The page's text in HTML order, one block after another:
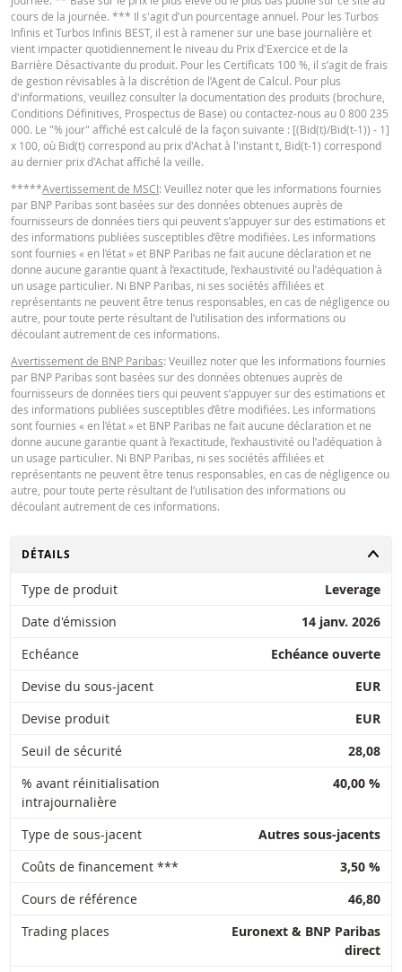
2026 18:35
5 août
2026 17:51
journalière 0,94
4 août
2026 18:36
journalière 0,91 27,924
4 août
2026 17:51
journalière 0,91 27,924
2026 18:35
journalière 0,89 27,576
31 juil.
2026 18:37
journalière 0,85 26,94
31 juil.
2026 17:51
journalière 0,85
30 juil.
2026 18:35
journalière
30 juil.
2026 17:51
journalière 0,9
29 juil.
2026 18:35
journalière 0,95 28,374
29 juil.
2026 17:51
journalière 0,95 28,374
2026 17:50
27 juil.
0,89 27,546
27 juil.
2026 17:50
Historique de réinitialisation xlsx
Key Information Document (FR)
QUOTES
Restrike history
cours de la journée. *** Il s'agit d'un pourcentage annuel. Pour les Turbos
Infinis et Turbos Infinis BEST, il est à ramener sur une base journalière et
vient impacter quotidiennement le niveau du Prix d'Exercice et de la
Barrière Désactivante du produit. Pour les Certificats 100 %, il s’agit de frais
de gestion révisables à la discrétion de l’Agent de Calcul. Pour plus
d'informations, veuillez consulter la documentation des produits (brochure,
Conditions Définitives, Prospectus de Base) ou contactez-nous au 0 800 235
000. Le "% jour" affiché est calculé de la façon suivante : [(Bid(t)/Bid(t-1)) - 1]
x 100, où Bid(t) correspond au prix d'Achat à l'instant t, Bid(t-1) correspond
au dernier prix d'Achat affiché la veille.
*****Avertissement de MSCI: Veuillez noter que les informations fournies
par BNP Paribas sont basées sur des données obtenues auprès de
fournisseurs de données tiers qui peuvent s’appuyer sur des estimations et
des informations publiées susceptibles d’être modifiées. Les informations
sont fournies « en l’état » et BNP Paribas ne fait aucune déclaration et ne
donne aucune garantie quant à l’exactitude, l’exhaustivité ou l’adéquation à
un usage particulier. Ni BNP Paribas, ni ses sociétés affiliées et
représentants ne peuvent être tenus responsables, en cas de négligence ou
autre, pour toute perte résultant de l’utilisation des informations ou
découlant autrement de ces informations.
Avertissement de BNP Paribas: Veuillez noter que les informations fournies
par BNP Paribas sont basées sur des données obtenues auprès de
fournisseurs de données tiers qui peuvent s’appuyer sur des estimations et
des informations publiées susceptibles d’être modifiées. Les informations
sont fournies « en l’état » et BNP Paribas ne fait aucune déclaration et ne
donne aucune garantie quant à l’exactitude, l’exhaustivité ou l’adéquation à
un usage particulier. Ni BNP Paribas, ni ses sociétés affiliées et
représentants ne peuvent être tenus responsables, en cas de négligence ou
autre, pour toute perte résultant de l’utilisation des informations ou
découlant autrement de ces informations.
CHANGER
DÉTAILS
Type de produit
Leverage
Date d'émission
14 janv. 2026
Echéance
Echéance ouverte
Devise du sous-jacent
EUR
Devise produit
EUR
Seuil de sécurité
28,08
% avant réinitialisation
intrajournalière
40,00 %
Type de sous-jacent
Autres sous-jacents
Coûts de financement ***
3,50 %
Cours de référence
46,80
Trading places
Euronext & BNP Paribas
direct